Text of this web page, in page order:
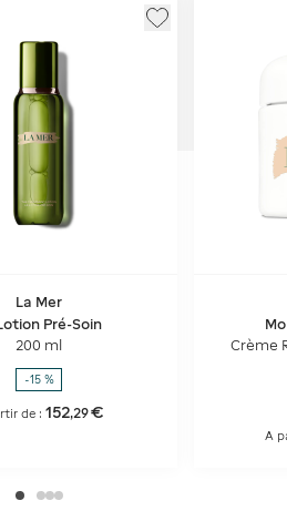
La Mer
Pré-Soin
200 ml
-15 %
de : 152,29€
Crème
A